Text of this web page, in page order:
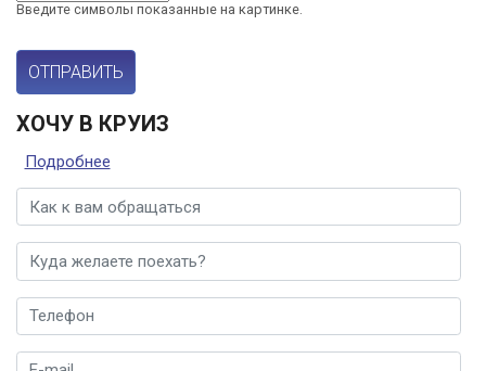
Введите символы показанные на картинке.
ХОЧУ В КРУИЗ
Подробнее
Имя
Куда желаете поехать?
Телефон
E-mail *